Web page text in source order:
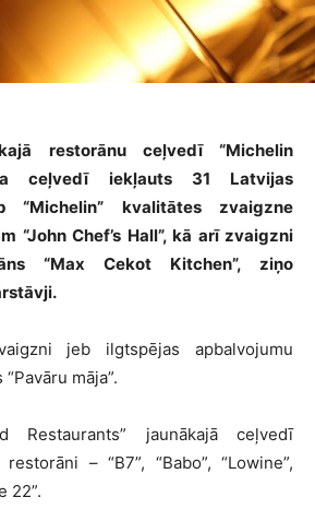
restorānu ceļvedī “Michelin
ceļvedī iekļauts 31 Latvijas
“Michelin” kvalitātes zvaigzne
“John Chef’s Hall”, kā arī zvaigzni
“Max Cekot Kitchen”, ziņo
jeb ilgtspējas apbalvojumu
māja”.
Restaurants” jaunākajā ceļvedī
– “B7”, “Babo”, “Lowine”,
22”.